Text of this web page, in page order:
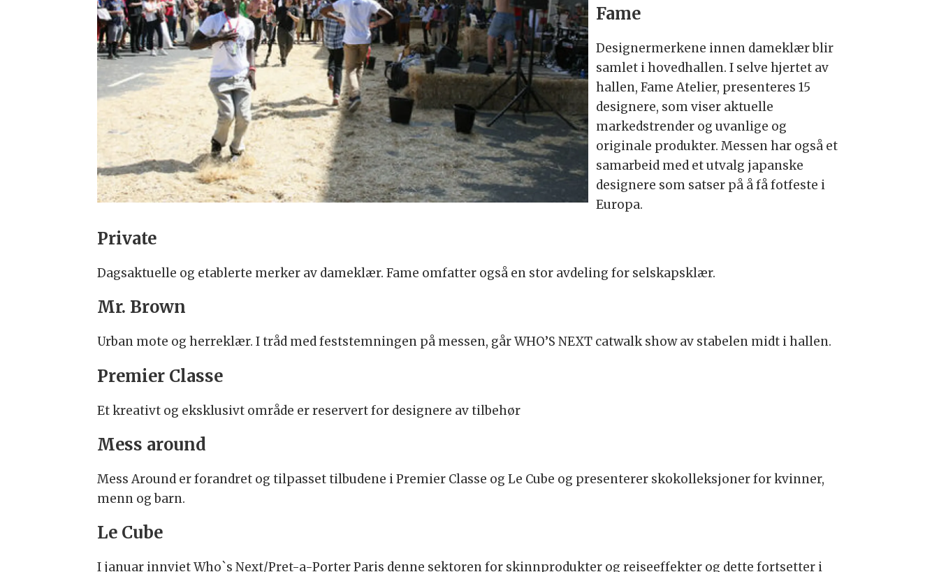
Fame
Designermerkene innen dameklær blir
samlet i hovedhallen. I selve hjertet av
hallen, Fame Atelier, presenteres 15
designere, som viser aktuelle
markedstrender og uvanlige og
originale produkter. Messen har også et
samarbeid med et utvalg japanske
designere som satser på å få fotfeste i
Europa.
Private
Dagsaktuelle og etablerte merker av dameklær. Fame omfatter også en stor avdeling for selskapsklær.
Mr. Brown
Urban mote og herreklær. I tråd med feststemningen på messen, går WHO’S NEXT catwalk show av stabelen midt i hallen.
Premier Classe
Et kreativt og eksklusivt område er reservert for designere av tilbehør
Mess around
Mess Around er forandret og tilpasset tilbudene i Premier Classe og Le Cube og presenterer skokolleksjoner for kvinner,
menn og barn.
Le Cube
I januar innviet Who`s Next/Pret-a-Porter Paris denne sektoren for skinnprodukter og reiseeffekter og dette fortsetter i